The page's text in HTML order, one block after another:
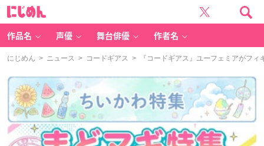
作品名 声優 舞台俳優 作者名
にじめん > ニュース > コードギアス > 『コードギアス』ユーフェミアがフィ